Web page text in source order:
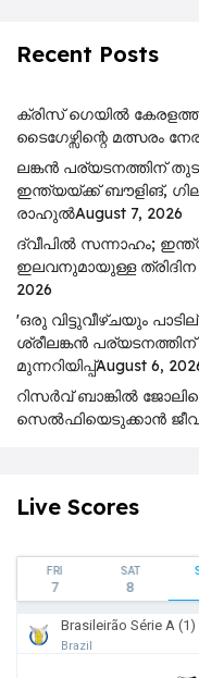
Recent Posts
ക്രിസ് ഗെയിൽ
ടൈഗേഴ്സിന്റെ മത്സരം
ലങ്കൻ പര്യടനത്തിന്
ഇന്ത്യയ്ക്ക് ബൗളിങ്,
രാഹുൽAugust 7, 2026
ദ്വീപിൽ സന്നാഹം;
ഇലവനുമായുള്ള ത്രിദിന
2026
'ഒരു വിട്ടുവീഴ്ചയും
ശ്രീലങ്കൻ പര്യടനത്തിന്
മുന്നറിയിപ്പ്August 6,
റിസര്‍വ് ബാങ്കിൽ
സെൽഫിയെടുക്കാൻ
Live Scores
FRI
7
SAT
8
Brasileirão Série A (1)
Brazil